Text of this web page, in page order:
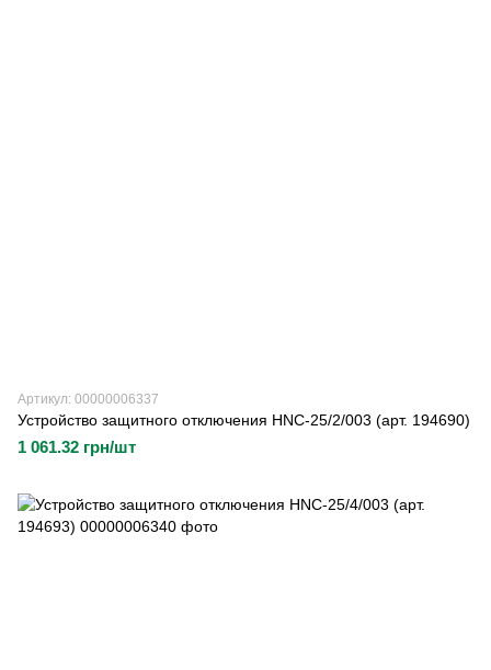
Артикул: 00000006337
Устройство защитного отключения HNC-25/2/003 (арт. 194690)
1 061.32 грн/шт